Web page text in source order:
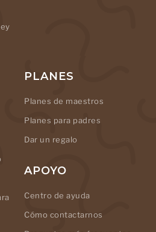
PLANES
Planes de maestros
Planes para padres
Dar un regalo
APOYO
Centro de ayuda
Cómo contactarnos